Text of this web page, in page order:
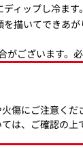
ィップし冷ます。
描いてできあが
ございます。
傷にご注意くだ
は、ご確認の上